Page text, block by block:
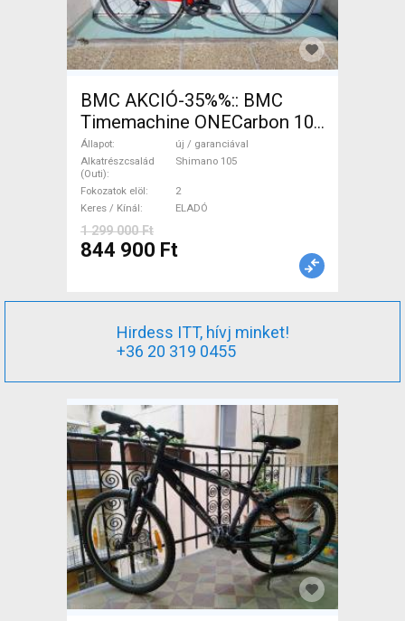
BMC AKCIÓ-35%%:: BMC
Timemachine ONECarbon 105
( S/M) Országúti, Triatlon
Shimano 105 patkófék új /
garanciával ELADÓ
Állapot
új / garanciával
Alkatrészcsalád
(Outi)
Shimano 105
Fokozatok elöl
2
Keres / Kínál
ELADÓ
1 299 000 Ft
844 900 Ft
Hirdess ITT, hívj minket!
+36 20 319 0455